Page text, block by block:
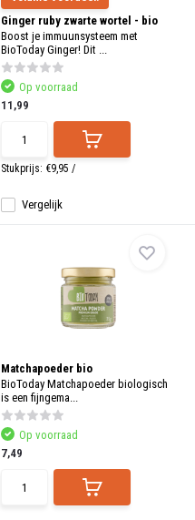
Ginger ruby zwarte wortel - bio
Boost je immuunsysteem met
BioToday Ginger! Dit ...
Vergelijk
Op voorraad
11,99
Stukprijs: €9,95 /
Matchapoeder bio
BioToday Matchapoeder biologisch
is een fijngema...
Op voorraad
7,49